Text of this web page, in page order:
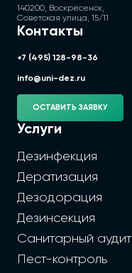
140200, Воскресенск,
Советская улица, 15/11
Контакты
+7 (495) 128-98-36
info@uni-dez.ru
ОСТАВИТЬ ЗАЯВКУ
Услуги
Дезинфекция
Дератизация
Дезодорация
Дезинсекция
Санитарный аудит
Пест-контроль